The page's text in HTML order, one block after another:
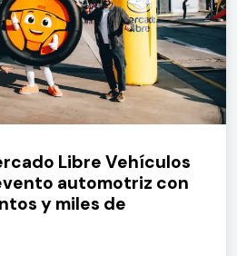
Libre Vehículos
automotriz con
y miles de